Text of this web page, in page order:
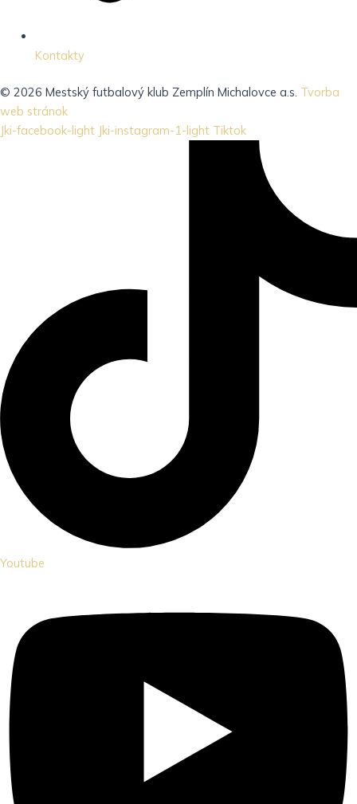
Kontakty
© 2026 Mestský futbalový klub Zemplín Michalovce a.s. Tvorba
web stránok
Jki-facebook-light Jki-instagram-1-light Tiktok
Youtube